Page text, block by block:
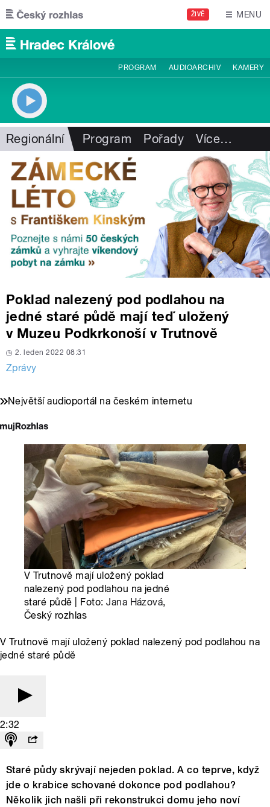
Přejít k hlavnímu obsahu
ŽIVĚ MENU
PROGRAM AUDIOARCHIV KAMERY
Regionální Program Pořady Více…
Poklad nalezený pod podlahou na
jedné staré půdě mají teď uložený
v Muzeu Podkrkonoší v Trutnově
2. leden 2022 08:31
Zprávy
Největší audioportál na českém internetu
V Trutnově mají uložený poklad
nalezený pod podlahou na jedné
staré půdě | Foto:Jana Házová,
Český rozhlas
V Trutnově mají uložený poklad nalezený pod podlahou na
jedné staré půdě
2:32
Staré půdy skrývají nejeden poklad. A co teprve, když
jde o krabice schované dokonce pod podlahou?
Několik jich našli při rekonstrukci domu jeho noví